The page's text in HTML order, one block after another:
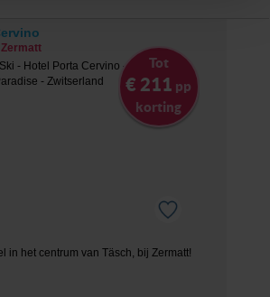
Je kunt dan weer per type
je die wel of niet wilt toestaan.
die uw gegevens
Zermatt
Tot
€ 211 pp
korting
in het centrum van Täsch, bij Zermatt!